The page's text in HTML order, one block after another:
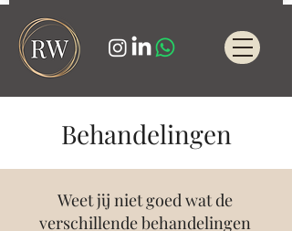
Behandelingen
Weet jij niet goed wat de
verschillende behandelingen